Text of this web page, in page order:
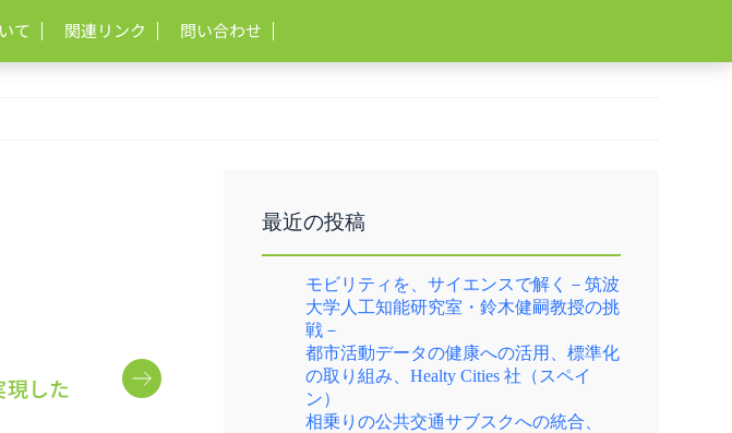
て 関連リンク 問い合わせ
した
最近の投稿
モビリティを、サイエンスで解く－筑波
大学人工知能研究室・鈴木健嗣教授の挑
戦－
都市活動データの健康への活用、標準化
の取り組み、Healty Cities 社（スペイ
ン）
相乗りの公共交通サブスクへの統合、